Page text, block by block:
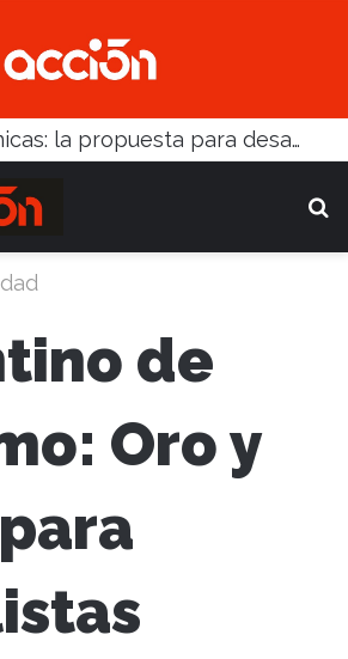
Mujeres Icónicas: la propuesta para desarrollo empresarial femenino que llega a Balcarce
de
Oro y